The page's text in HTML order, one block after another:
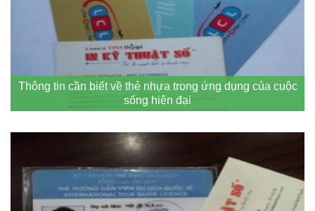
Thông tin cần biết về thẻ nhựa trong ứng dụng của cuộc
sống hiện đại